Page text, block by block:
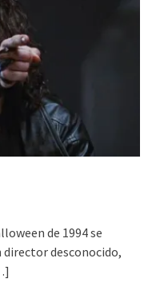
de 1994 se
director desconocido,